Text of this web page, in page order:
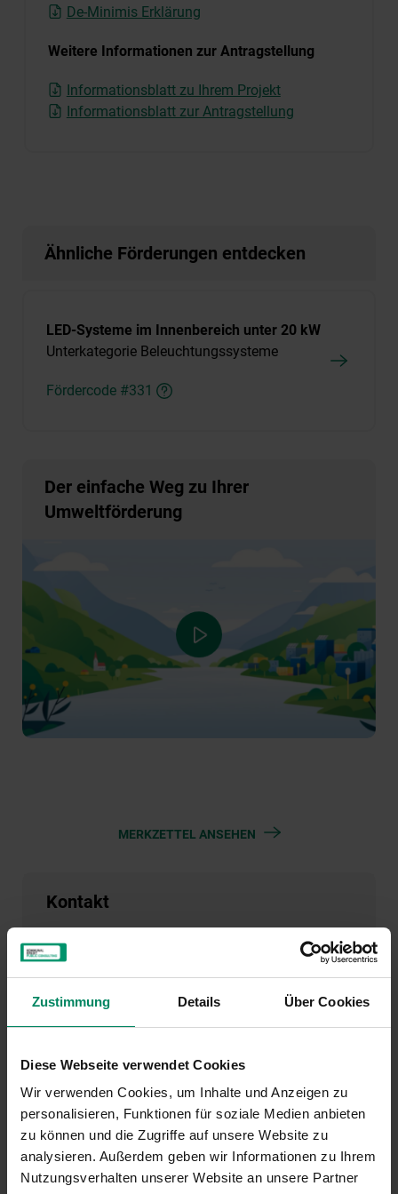
Zustimmung Details Über Cookies
Diese Webseite verwendet Cookies
Wir verwenden Cookies, um Inhalte und Anzeigen zu
personalisieren, Funktionen für soziale Medien anbieten
zu können und die Zugriffe auf unsere Website zu
analysieren. Außerdem geben wir Informationen zu Ihrem
Nutzungsverhalten unserer Website an unsere Partner
De-Minimis Erklärung
Weitere Informationen zur Antragstellung
Informationsblatt zu Ihrem Projekt
Informationsblatt zur Antragstellung
Ähnliche Förderungen entdecken
LED-Systeme im Innenbereich unter 20 kW
Unterkategorie Beleuchtungssysteme
Fördercode #331
Der einfache Weg zu Ihrer
Umweltförderung
MERKZETTEL ANSEHEN
Kontakt
Serviceteam Energieeffiziente Kühl- und
01/31 6 31-714